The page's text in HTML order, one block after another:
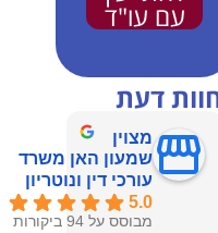
עם עו"ד
דעת
מצוין
שמעון האן משרד
עורכי דין ונוטריון
5.0
מבוסס על 94 ביקורות